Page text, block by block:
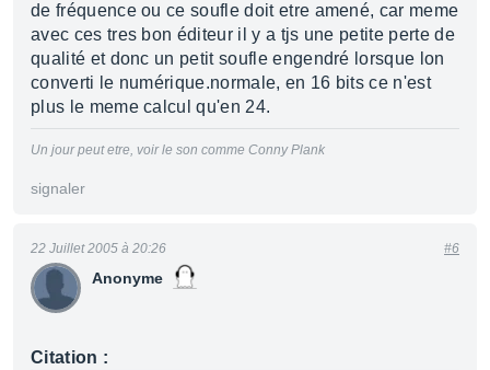
de fréquence ou ce soufle doit etre amené, car meme
avec ces tres bon éditeur il y a tjs une petite perte de
qualité et donc un petit soufle engendré lorsque lon
converti le numérique.normale, en 16 bits ce n'est
plus le meme calcul qu'en 24.
Un jour peut etre, voir le son comme Conny Plank
signaler
Anonyme
22 Juillet 2005 à 20:26 #6
Citation :